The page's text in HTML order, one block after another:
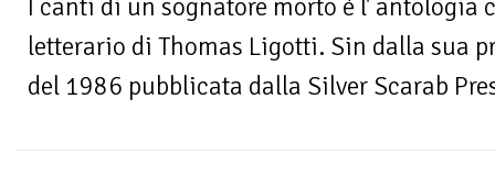
I canti di un sognatore morto è l' antologia
letterario di Thomas Ligotti. Sin dalla sua
del 1986 pubblicata dalla Silver Scarab